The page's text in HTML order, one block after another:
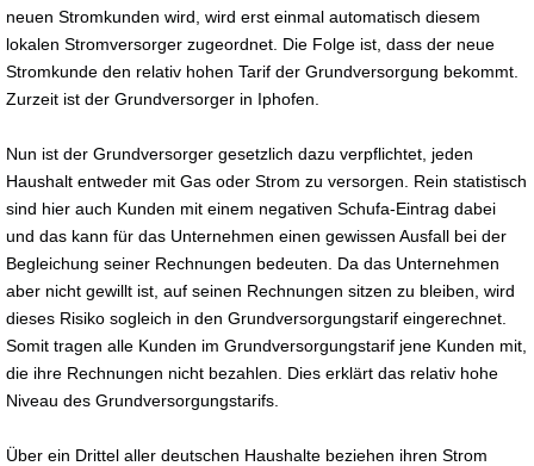
neuen Stromkunden wird, wird erst einmal automatisch diesem
lokalen Stromversorger zugeordnet. Die Folge ist, dass der neue
Stromkunde den relativ hohen Tarif der Grundversorgung bekommt.
Zurzeit ist der Grundversorger in Iphofen.
Nun ist der Grundversorger gesetzlich dazu verpflichtet, jeden
Haushalt entweder mit Gas oder Strom zu versorgen. Rein statistisch
sind hier auch Kunden mit einem negativen Schufa-Eintrag dabei
und das kann für das Unternehmen einen gewissen Ausfall bei der
Begleichung seiner Rechnungen bedeuten. Da das Unternehmen
aber nicht gewillt ist, auf seinen Rechnungen sitzen zu bleiben, wird
dieses Risiko sogleich in den Grundversorgungstarif eingerechnet.
Somit tragen alle Kunden im Grundversorgungstarif jene Kunden mit,
die ihre Rechnungen nicht bezahlen. Dies erklärt das relativ hohe
Niveau des Grundversorgungstarifs.
Über ein Drittel aller deutschen Haushalte beziehen ihren Strom